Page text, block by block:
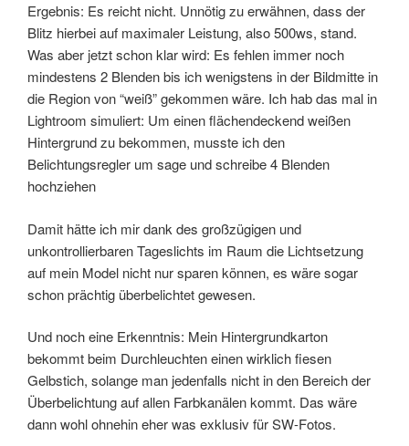
Ergebnis: Es reicht nicht. Unnötig zu erwähnen, dass der
Blitz hierbei auf maximaler Leistung, also 500ws, stand.
Was aber jetzt schon klar wird: Es fehlen immer noch
mindestens 2 Blenden bis ich wenigstens in der Bildmitte in
die Region von “weiß” gekommen wäre. Ich hab das mal in
Lightroom simuliert: Um einen flächendeckend weißen
Hintergrund zu bekommen, musste ich den
Belichtungsregler um sage und schreibe 4 Blenden
hochziehen
Damit hätte ich mir dank des großzügigen und
unkontrollierbaren Tageslichts im Raum die Lichtsetzung
auf mein Model nicht nur sparen können, es wäre sogar
schon prächtig überbelichtet gewesen.
Und noch eine Erkenntnis: Mein Hintergrundkarton
bekommt beim Durchleuchten einen wirklich fiesen
Gelbstich, solange man jedenfalls nicht in den Bereich der
Überbelichtung auf allen Farbkanälen kommt. Das wäre
dann wohl ohnehin eher was exklusiv für SW-Fotos.